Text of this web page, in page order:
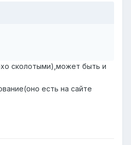
сколотыми),может быть и
есть на сайте